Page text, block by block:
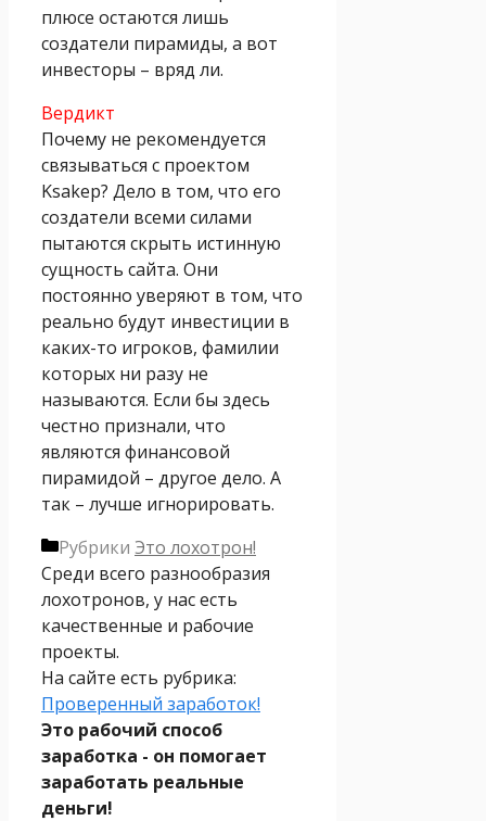
плюсе остаются лишь
создатели пирамиды, а вот
инвесторы – вряд ли.
Вердикт
Почему не рекомендуется
связываться с проектом
Ksakep? Дело в том, что его
создатели всеми силами
пытаются скрыть истинную
сущность сайта. Они
постоянно уверяют в том, что
реально будут инвестиции в
каких-то игроков, фамилии
которых ни разу не
называются. Если бы здесь
честно признали, что
являются финансовой
пирамидой – другое дело. А
так – лучше игнорировать.
Рубрики Это лохотрон!
Среди всего разнообразия
лохотронов, у нас есть
качественные и рабочие
проекты.
На сайте есть рубрика:
Проверенный заработок!
Это рабочий способ
заработка - он помогает
заработать реальные
деньги!